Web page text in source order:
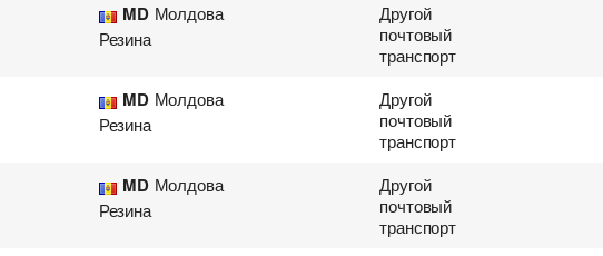
MD Молдова
Резина
Другой
почтовый
транспорт
MD Молдова
Резина
Другой
почтовый
транспорт
MD Молдова
Резина
Другой
почтовый
транспорт